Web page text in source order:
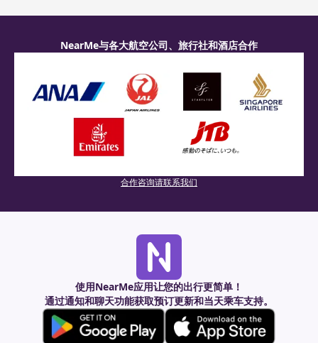
NearMe与各大航空公司、旅行社和酒店合作
合作咨询请联系我们
使用NearMe应用让您的出行更简单！
通过通知和聊天功能获取预订更新和当天乘车支持。